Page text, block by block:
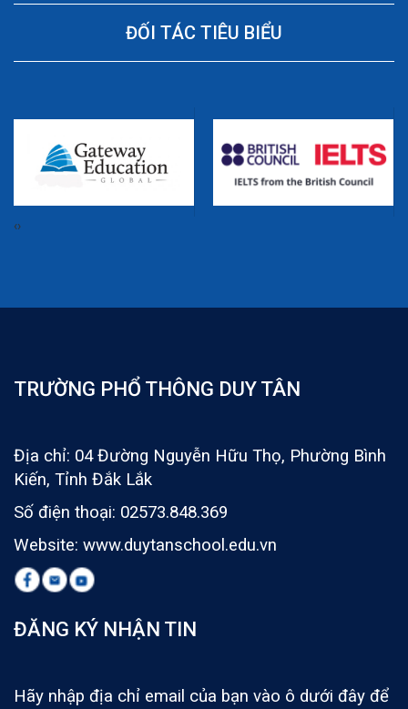
ĐỐI TÁC TIÊU BIỂU
‹›
TRƯỜNG PHỔ THÔNG DUY TÂN
Địa chỉ: 04 Đường Nguyễn Hữu Thọ, Phường Bình
Kiến, Tỉnh Đắk Lắk
Số điện thoại: 02573.848.369
Website: www.duytanschool.edu.vn
ĐĂNG KÝ NHẬN TIN
Hãy nhập địa chỉ email của bạn vào ô dưới đây để